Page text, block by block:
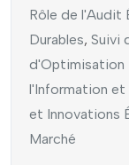
Rôle de l'Audit
Durables, Suivi
d'Optimisation
l'Information
et Innovations
Marché